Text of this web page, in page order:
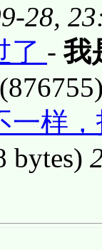
28,
了 - 我
一样
bytes)